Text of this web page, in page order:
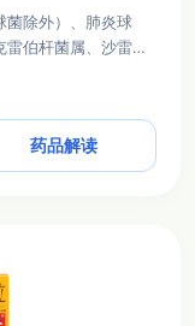
菌除外）、肺炎球
伯杆菌属、沙雷菌
药品解读